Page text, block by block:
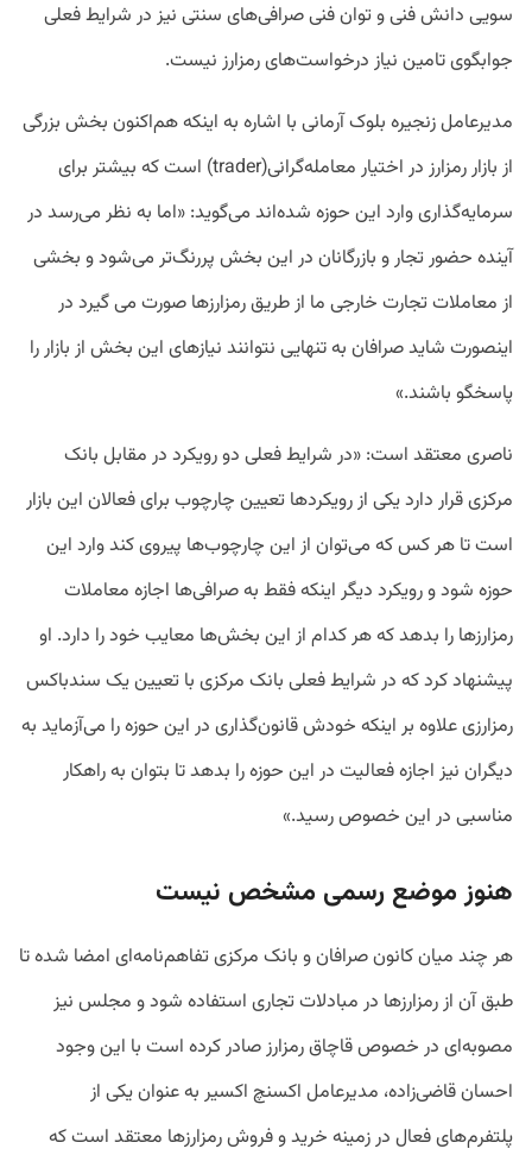
سویی دانشفنیو توانفنیصرافی‌های سنتی نیز در شرایطفعلی
جوابگویتامین نیاز درخواست‌هایرمزارز نیست.
مدیرعاملزنجیره بلوکآرمانی با اشاره به اینکههم‌اکنون بخش بزرگی
از بازاررمزارز در اختیار معامله‌گرانی(trader) استکه بیشتر برای
سرمایه‌گذاریوارد این حوزه شده‌اند می‌گوید: «اما به نظر می‌رسد در
آینده حضور تجارو بازرگانان در این بخش پررنگ‌تر می‌شودو بخشی
از معاملات تجارت خارجی ما ازطریقرمزارزها صورت میگیرد در
اینصورت شایدصرافان بهتنهایی نتوانند نیازهای این بخش از بازاررا
پاسخگو باشند.»
ناصری معتقد است: «در شرایطفعلی دورویکرد در مقابل بانک
مرکزیقرار داردیکی ازرویکردها تعیین چارچوب برایفعالان این بازار
استتا هرکسکه می‌توان از این چارچوب‌ها پیرویکندوارد این
حوزه شودورویکرد دیگر اینکهفقط بهصرافی‌ها اجازه معاملات
رمزارزها را بدهدکههرکدام از این بخش‌ها معایب خودرا دارد. او
پیشنهادکردکه در شرایطفعلی بانک مرکزی با تعیینیک سندباکس
رمزارزیعلاوه بر اینکه خودشقانون‌گذاری در این حوزهرا می‌آزماید به
دیگران نیز اجازهفعالیت در این حوزهرا بدهدتا بتوان بهراهکار
مناسبی در این خصوصرسید.»
هنوز موضع رسمی مشخص نیست
هر چند میانکانونصرافانو بانک مرکزی تفاهم‌نامه‌ای امضا شدهتا
طبقآن ازرمزارزها در مبادلات تجاری استفاده شودو مجلس نیز
مصوبه‌ای در خصوصقاچاقرمزارزصادرکرده است با اینوجود
احسانقاضی‌زاده، مدیرعامل اکسنچ اکسیر بهعنوانیکی از
پلتفرم‌هایفعال درزمینه خریدوفروشرمزارزها معتقد استکه